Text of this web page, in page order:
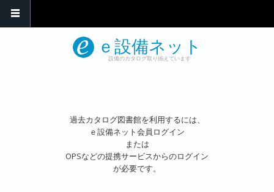
ｅ設備ネット
設備のカタログ取り揃えています
過去カタログ図書館を利用するには、
ｅ設備ネット会員ログイン
または
OPSなどの提携サービスからのログイン
が必要です。